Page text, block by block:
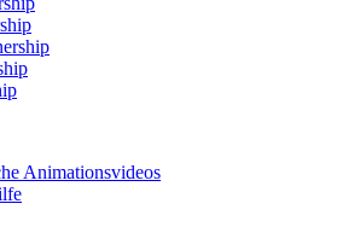
Animationsvideos